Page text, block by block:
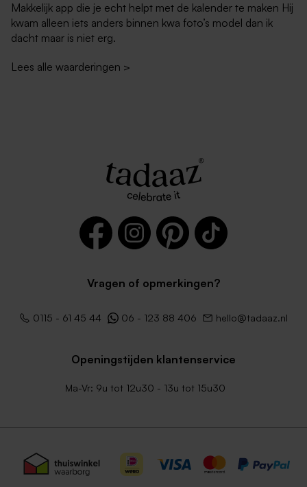
Eucalyptus groene envelop
Vierkante donkerblauwe
Makkelijk app die je echt helpt met de kalender te maken Hij
kwam alleen iets anders binnen kwa foto’s model dan ik
dacht maar is niet erg.
Lees alle waarderingen >
Vragen of opmerkingen?
0115 - 61 45 44 06 - 123 88 406 hello@tadaaz.nl
Openingstijden klantenservice
Ma-Vr: 9u tot 12u30 - 13u tot 15u30